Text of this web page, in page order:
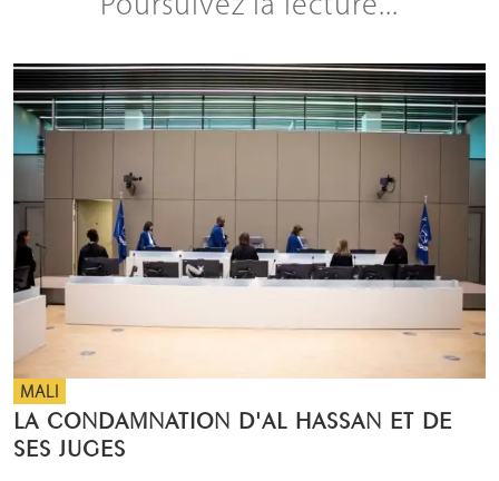
Poursuivez la lecture...
MALI
LA CONDAMNATION D'AL HASSAN ET DE
SES JUGES